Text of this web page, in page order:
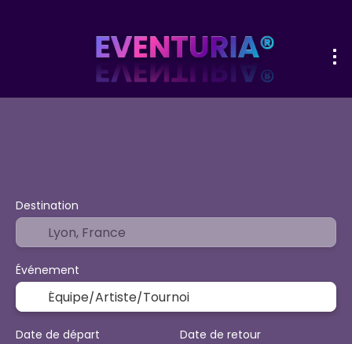
Destination
Événement
Date de départ Date de retour